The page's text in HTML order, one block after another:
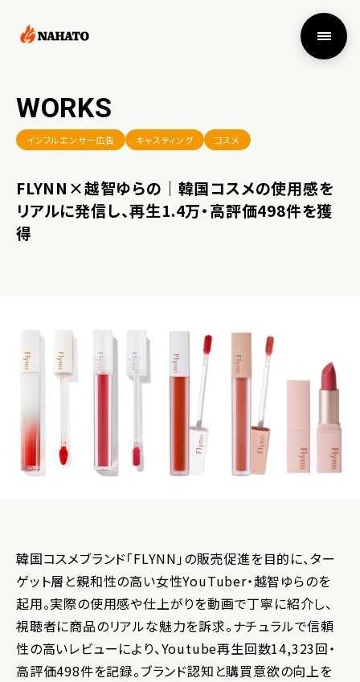
WORKS
インフルエンサー広告 キャスティング コスメ
FLYNN×越智ゆらの｜韓国コスメの使用感を
リアルに発信し、再生1.4万・高評価498件を獲
得
韓国コスメブランド「FLYNN」の販売促進を目的に、ター
ゲット層と親和性の高い女性YouTuber・越智ゆらのを
起用。実際の使用感や仕上がりを動画で丁寧に紹介し、
視聴者に商品のリアルな魅力を訴求。ナチュラルで信頼
性の高いレビューにより、Youtube再生回数14,323回・
高評価498件を記録。ブランド認知と購買意欲の向上を